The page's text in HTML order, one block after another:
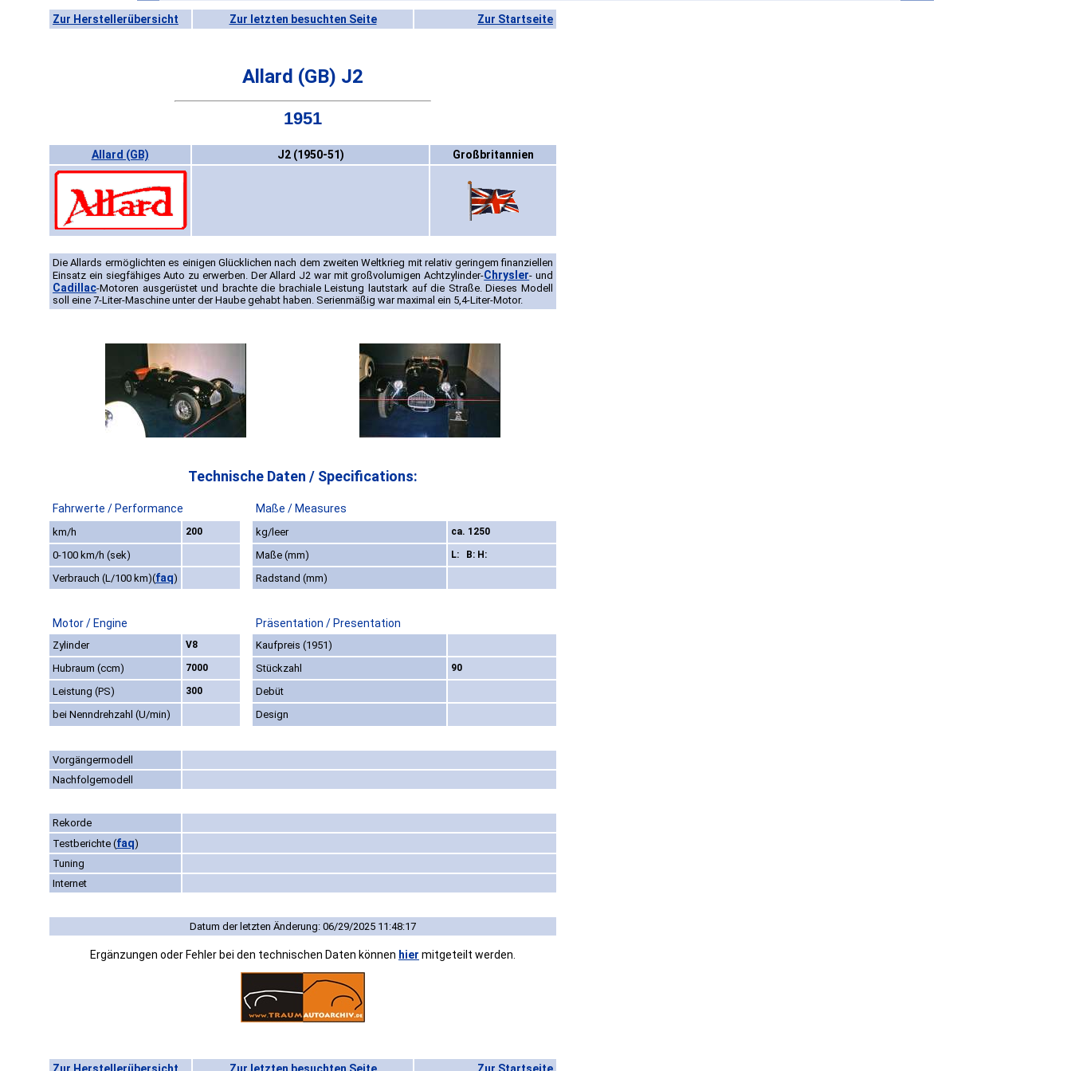
Zur Herstellerübersicht Zur letzten besuchten Seite Zur Startseite
Allard (GB) J2
1951
Allard (GB) J2 (1950-51) Großbritannien
Die Allards ermöglichten es einigen Glücklichen nach dem zweiten Weltkrieg mit relativ geringem finanziellen
Einsatz ein siegfähiges Auto zu erwerben. Der Allard J2 war mit großvolumigen Achtzylinder-Chrysler- und
Cadillac-Motoren ausgerüstet und brachte die brachiale Leistung lautstark auf die Straße. Dieses Modell
soll eine 7-Liter-Maschine unter der Haube gehabt haben. Serienmäßig war maximal ein 5,4-Liter-Motor.
Technische Daten / Specifications:
Fahrwerte / Performance Maße / Measures
km/h 200 kg/leer ca. 1250
0-100 km/h (sek) Maße (mm) L: B: H:
Verbrauch (L/100 km)(faq) Radstand (mm)
Motor / Engine Präsentation / Presentation
Zylinder V8
Kaufpreis (1951)
Hubraum (ccm)
7000 Stückzahl 90
Leistung (PS) 300
Debüt
bei Nenndrehzahl (U/min)
Design
Vorgängermodell
Nachfolgemodell
Rekorde
Testberichte (faq)
Tuning
Internet
Datum der letzten Änderung: 06/29/2025 11:48:17
Ergänzungen oder Fehler bei den technischen Daten können hier mitgeteilt werden.